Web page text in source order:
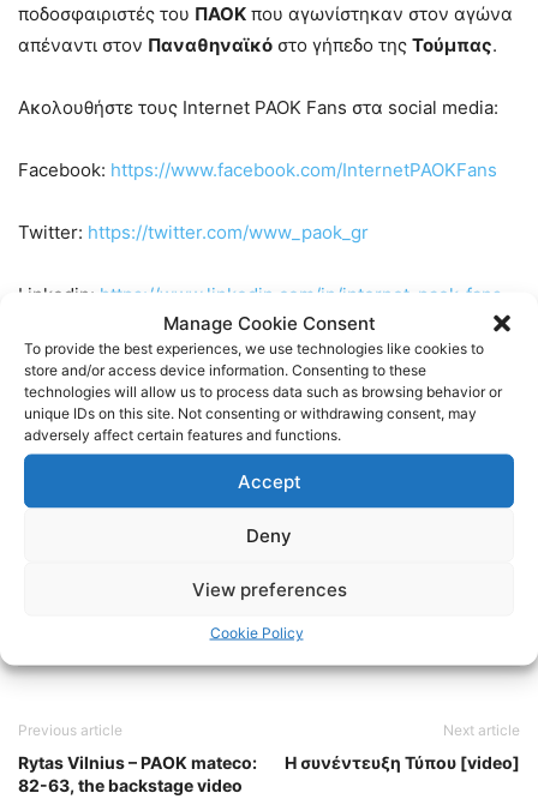
Manage Cookie Consent
To provide the best experiences, we use technologies like cookies to
store and/or access device information. Consenting to these
technologies will allow us to process data such as browsing behavior or
unique IDs on this site. Not consenting or withdrawing consent, may
adversely affect certain features and functions.
Accept
Deny
View preferences
Cookie Policy
ποδοσφαιριστές του ΠΑΟΚ που αγωνίστηκαν στον αγώνα
απέναντι στον Παναθηναϊκό στο γήπεδο της Τούμπας.
Ακολουθήστε τους Internet PAOK Fans στα social media:
Facebook: https://www.facebook.com/InternetPAOKFans
Twitter: https://twitter.com/www_paok_gr
Linkedin: https://www.linkedin.com/in/internet-paok-fans-
Instagram:https://www.instagram.com/internetpaokfans
#paok #paokfans #παοκ #thessaloniki
TAGS FOOTBALL ΠΑΟΚ ΠΟΔΟΣΦΑΙΡΟ
Previous article
Rytas Vilnius – PAOK mateco:
82-63, the backstage video
Next article
Η συνέντευξη Τύπου [video]